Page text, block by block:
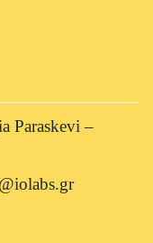
Paraskevi –